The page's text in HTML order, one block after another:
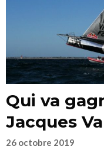
Qui va
Jacques
26 octobre 2019